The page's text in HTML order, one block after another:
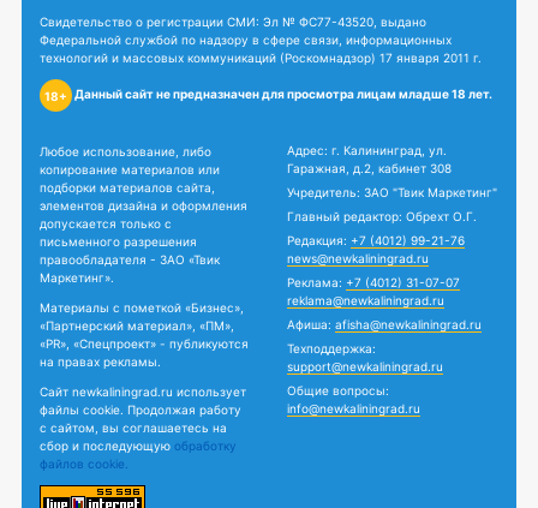
Свидетельство о регистрации СМИ: Эл № ФС77-43520, выдано
Федеральной службой по надзору в сфере связи, информационных
технологий и массовых коммуникаций (Роскомнадзор) 17 января 2011 г.
18+ Данный сайт не предназначен для просмотра лицам младше 18 лет.
Любое использование, либо
копирование материалов или
подборки материалов сайта,
элементов дизайна и оформления
допускается только с
письменного разрешения
правообладателя - ЗАО «Твик
Маркетинг».
Материалы с пометкой «Бизнес»,
«Партнерский материал», «ПМ»,
«PR», «Спецпроект» - публикуются
на правах рекламы.
Сайт newkaliningrad.ru использует
файлы cookie. Продолжая работу
с сайтом, вы соглашаетесь на
сбор и последующую обработку
файлов cookie.
Адрес: г. Калининград, ул.
Гаражная, д.2, кабинет 308
Учредитель: ЗАО "Твик Маркетинг"
Главный редактор: Обрехт О.Г.
Редакция: +7 (4012) 99-21-76
news@newkaliningrad.ru
Реклама: +7 (4012) 31-07-07
reklama@newkaliningrad.ru
Афиша: afisha@newkaliningrad.ru
Техподдержка:
support@newkaliningrad.ru
Общие вопросы:
info@newkaliningrad.ru